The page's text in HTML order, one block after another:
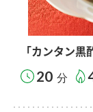
「カンタン
20 分